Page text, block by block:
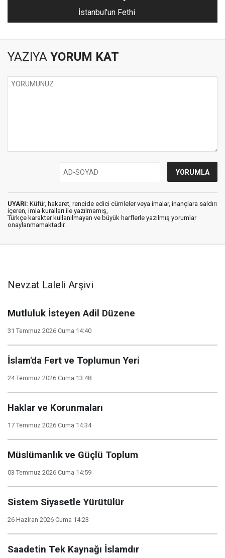
İstanbul'un Fethi
YAZIYA YORUM KAT
UYARI: Küfür, hakaret, rencide edici cümleler veya imalar, inançlara saldırı
içeren, imla kuralları ile yazılmamış,
Türkçe karakter kullanılmayan ve büyük harflerle yazılmış yorumlar
onaylanmamaktadır.
Nevzat Laleli Arşivi
Mutluluk İsteyen Adil Düzene
31 Temmuz 2026 Cuma 14:40
İslam'da Fert ve Toplumun Yeri
24 Temmuz 2026 Cuma 13:48
Haklar ve Korunmaları
17 Temmuz 2026 Cuma 14:34
Müslümanlık ve Güçlü Toplum
03 Temmuz 2026 Cuma 14:59
Sistem Siyasetle Yürütülür
26 Haziran 2026 Cuma 14:23
Saadetin Tek Kaynağı İslamdır